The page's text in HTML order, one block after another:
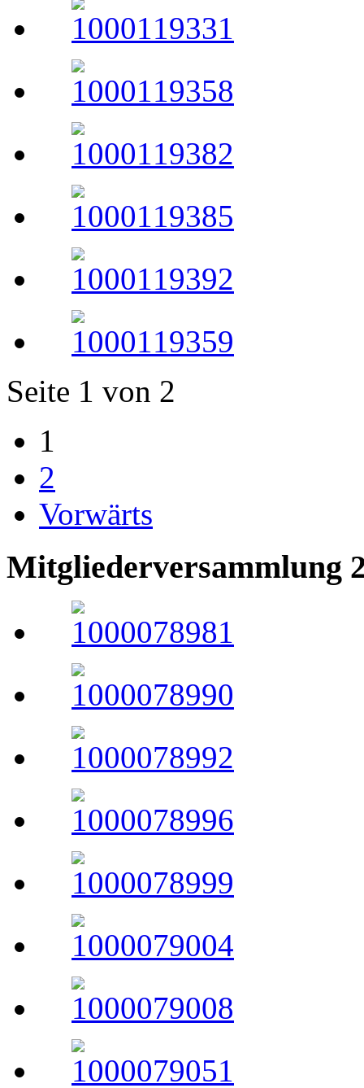
Seite 1 von 2
1
2
Vorwärts
Mitgliederversammlung